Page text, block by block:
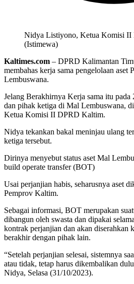
Nidya Listiyono, Ketua Komisi
(Istimewa)
Kaltimes.com – DPRD Kalimantan
membahas kerja sama pengelolaan
Lembuswana.
Jelang Berakhirnya Kerja sama itu pada
dan pihak ketiga di Mal Lembuswana,
Ketua Komisi II DPRD Kaltim.
Nidya tekankan bakal meninjau ulang
ketiga tersebut.
Dirinya menyebut status aset Mal
build operate transfer (BOT)
Usai perjanjian habis, seharusnya aset
Pemprov Kaltim.
Sebagai informasi, BOT merupakan
dibangun oleh swasta dan dipakai
kontrak perjanjian dan akan diserahkan
berakhir dengan pihak lain.
“Setelah perjanjian selesai, sistemnya
atau tidak, tetap harus dikembalikan
Nidya, Selasa (31/10/2023).